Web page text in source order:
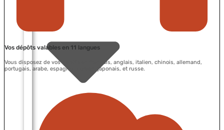
Vos dépôts valables en 11 langues
Vous disposez de vos dépôts en français, anglais, italien, chinois, allemand,
portugais, arabe, espagnol, coréen, japonais, et russe.